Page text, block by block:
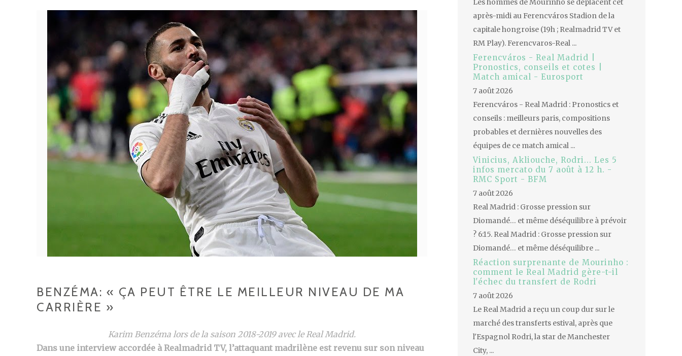
BENZÉMA: « ÇA PEUT ÊTRE LE MEILLEUR NIVEAU DE MA
CARRIÈRE »
Karim Benzéma lors de la saison 2018-2019 avec le Real Madrid.
Dans une interview accordée à Realmadrid TV, l’attaquant madrilène est revenu sur son niveau
Les hommes de Mourinho se déplacent cet
après-midi au Ferencváros Stadion de la
capitale hongroise (19h ; Realmadrid TV et
RM Play). Ferencvaros-Real ...
Ferencváros - Real Madrid |
Pronostics, conseils et cotes |
Match amical - Eurosport
7 août 2026
Ferencváros - Real Madrid : Pronostics et
conseils : meilleurs paris, compositions
probables et dernières nouvelles des
équipes de ce match amical ...
Vinicius, Akliouche, Rodri... Les 5
infos mercato du 7 août à 12 h. -
RMC Sport - BFM
7 août 2026
Real Madrid : Grosse pression sur
Diomandé… et même déséquilibre à prévoir
? 6:15. Real Madrid : Grosse pression sur
Diomandé… et même déséquilibre ...
Réaction surprenante de Mourinho :
comment le Real Madrid gère-t-il
l'échec du transfert de Rodri
7 août 2026
Le Real Madrid a reçu un coup dur sur le
marché des transferts estival, après que
l'Espagnol Rodri, la star de Manchester
City, ...